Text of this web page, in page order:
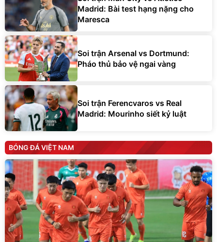
Madrid: Bài test hạng nặng cho
Maresca
Soi trận Arsenal vs Dortmund:
Pháo thủ bảo vệ ngai vàng
Soi trận Ferencvaros vs Real
Madrid: Mourinho siết kỷ luật
BÓNG ĐÁ VIỆT NAM